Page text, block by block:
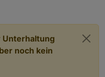
Unterhaltung
noch kein